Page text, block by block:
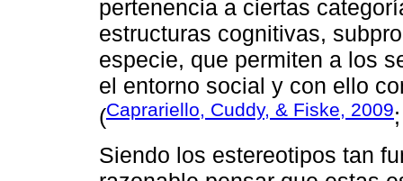
pertenencia a ciertas
estructuras cognitivas,
especie, que permiten a los
el entorno social y con ello
(Caprariello, Cuddy, & Fiske, 2009
Siendo los estereotipos tan